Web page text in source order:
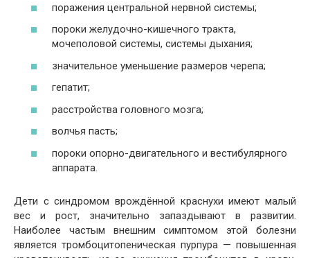
поражения центральной нервной системы;
пороки желудочно-кишечного тракта,
мочеполовой системы, системы дыхания;
значительное уменьшение размеров черепа;
гепатит;
расстройства головного мозга;
волчья пасть;
пороки опорно-двигательного и вестибулярного
аппарата.
Дети с синдромом врождённой краснухи имеют малый
вес и рост, значительно запаздывают в развитии.
Наиболее частым внешним симптомом этой болезни
является тромбоцитопеническая пурпура — повышенная